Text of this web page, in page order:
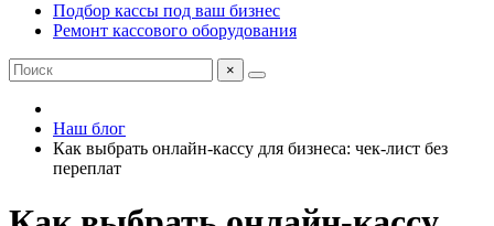
Подбор кассы под ваш бизнес
Ремонт кассового оборудования
×
Наш блог
Как выбрать онлайн-кассу для бизнеса: чек-лист без
переплат